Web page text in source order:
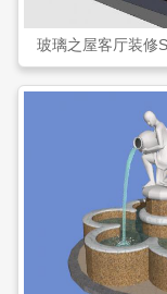
玻璃之屋客厅装修